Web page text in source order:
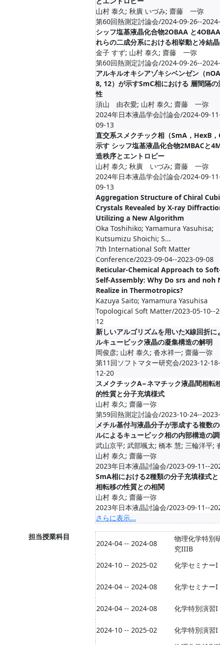
山村 泰久; 秋廣 いづみ; 齋藤 一弥
第60回熱測定討論会/2024-09-26--
シッフ塩基液晶化合物2OBAA と
れらの二成分系における相挙動と冷結
金子 すず; 山村 泰久; 齋藤 一弥
第60回熱測定討論会/2024-09-26--
アルキルオキシアゾキシベンゼン（
8, 12）が示すSmC相における 層間隔
性
須山 由衣愛; 山村 泰久; 齋藤 一弥
2024年日本液晶学会討論会/2024-09-
09-13
直交系スメクチック相（SmA，HexB
示す シッフ塩基液晶化合物2MBACと
造秩序とエントロピー
山村 泰久; 秋廣 いづみ; 齋藤 一弥
2024年日本液晶学会討論会/2024-09-
09-13
Aggregation Structure of Chiral
Crystals Revealed by X-ray
Utilizing a New Algorithm
Oka Toshihiko; Yamamura Yasuhisa;
Kutsumizu Shoichi; S...
7th International Soft Matter
Conference/2023-09-04--2023-09-08
Reticular-Chemical Approach to
Self-Assembly: Why Do srs and noh
Realize in Thermotropics?
Kazuya Saito; Yamamura Yasuhisa
Topological Soft Matter/2023-05-10--
12
新しいアルゴリズムを用いたX線回折に
ルキュービック液晶の凝集構造の解明
岡俊彦; 山村 泰久; 沓水祥一; 齋藤一弥
第11回ソフトマター研究会/2023-12-
12-20
スメクチックA−ネマチック液晶間相転
的性質と分子充填様式
山村 泰久; 齋藤一弥
第59回熱測定討論会/2023-10-24--
メチル基付与液晶分子が形成する複数
ルによるキュービック相の内部構造の
武山京平; 武部颯太; 橋本 慧; 三輪洋平;
山村 泰久; 齋藤一弥
2023年日本液晶討論会/2023-09-11--
SmA相における2種類の分子充填様式
相転移の性質との相関
山村 泰久; 齋藤一弥
2023年日本液晶討論会/2023-09-11--
さらに表示...
担当授業科目
2024-04 -- 2024-08
物理化学特別
究IIIB
2024-10 -- 2025-02
化学セミナーI
2024-04 -- 2024-08 化学セミナーI
2024-04 -- 2024-08 化学特別演習I
2024-10 -- 2025-02 化学特別演習I